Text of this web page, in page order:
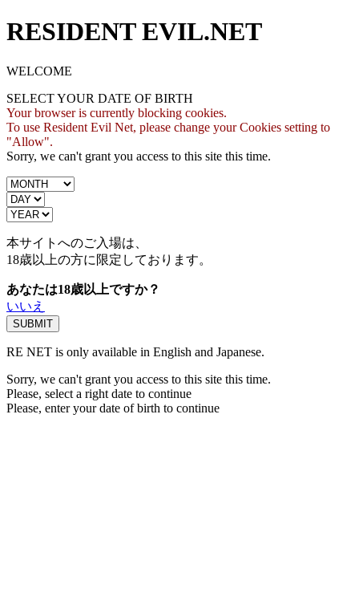
RESIDENT EVIL.NET
WELCOME
SELECT YOUR DATE OF BIRTH
Your browser is currently blocking cookies.
To use Resident Evil Net, please change your Cookies setting to
"Allow".
Sorry, we can't grant you access to this site this time.
本サイトへのご入場は、
18歳以上の方に限定しております。
あなたは18歳以上ですか？
いいえ
RE NET is only available in English and Japanese.
Sorry, we can't grant you access to this site this time.
Please, select a right date to continue
Please, enter your date of birth to continue